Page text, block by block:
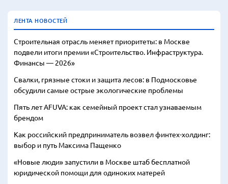
ЛЕНТА НОВОСТЕЙ
Строительная отрасль меняет приоритеты: в Москве
подвели итоги премии «Строительство. Инфраструктура.
Финансы — 2026»
Свалки, грязные стоки и защита лесов: в Подмосковье
обсудили самые острые экологические проблемы
Пять лет AFUVA: как семейный проект стал узнаваемым
брендом
Как российский предприниматель возвел финтех-холдинг:
выбор и путь Максима Пащенко
«Новые люди» запустили в Москве штаб бесплатной
юридической помощи для одиноких матерей